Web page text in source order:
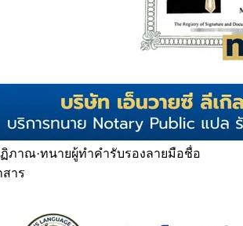
ภาณ·ทนายผู้ทำคำรับรองลายมือชื่อ
สาร